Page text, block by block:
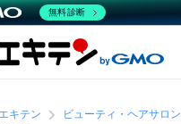
エキテン ビューティ・ヘアサロン
無料診断